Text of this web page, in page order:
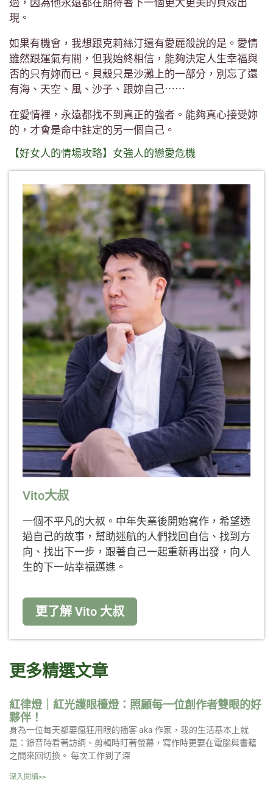
現。
如果有機會，我想跟克莉絲汀還有愛麗殺說的是。愛情
雖然跟運氣有關，但我始終相信，能夠決定人生幸福與
否的只有妳而已。貝殼只是沙灘上的一部分，別忘了還
有海、天空、風、沙子、跟妳自己⋯⋯
在愛情裡，永遠都找不到真正的強者。能夠真心接受妳
的，才會是命中註定的另一個自己。
【好女人的情場攻略】女強人的戀愛危機
Vito大叔
一個不平凡的大叔。中年失業後開始寫作，希望透
過自己的故事，幫助迷航的人們找回自信、找到方
向、找出下一步，跟著自己一起重新再出發，向人
生的下一站幸福邁進。
更了解 Vito 大叔
更多精選文章
紅律燈｜紅光護眼檯燈：照顧每一位創作者雙眼的好
夥伴！
身為一位每天都要瘋狂用眼的播客 aka 作家，我的生活基本上就
是：錄音時看著訪綱、剪輯時盯著螢幕，寫作時更要在電腦與書籍
之間來回切換。 每次工作到了深
深入閱讀>>